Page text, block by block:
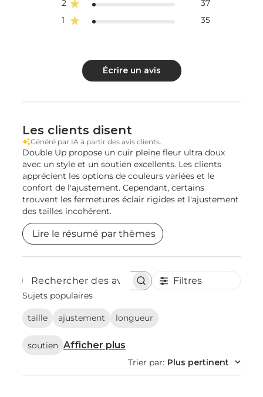
2
37
1
35
Écrire un avis
Les clients disent
Généré par IA à partir des avis clients.
Double Up propose un cuir pleine fleur ultra doux
avec un style et un soutien excellents. Les clients
apprécient les options de couleurs variées et le
confort de l'ajustement. Cependant, certains
trouvent les fermetures éclair rigides et l'ajustement
des tailles incohérent.
Lire le résumé par thèmes
Rechercher
des
Filtres
Sujets populaires
taille ajustement longueur
soutien Afficher plus
Trier par: Plus pertinent